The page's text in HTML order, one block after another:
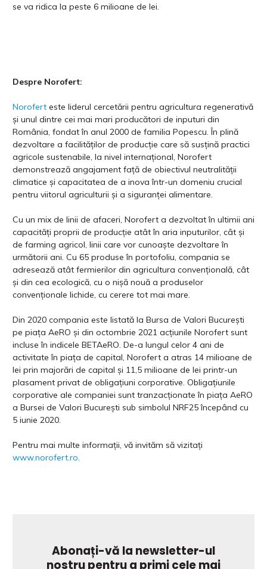
se va ridica la peste 6 milioane de lei.
Despre Norofert:
Norofert este liderul cercetării pentru agricultura regenerativă
și unul dintre cei mai mari producători de inputuri din
România, fondat în anul 2000 de familia Popescu. În plină
dezvoltare a facilităților de producție care să susțină practici
agricole sustenabile, la nivel internațional, Norofert
demonstrează angajament față de obiectivul neutralității
climatice și capacitatea de a inova într-un domeniu crucial
pentru viitorul agriculturii și a siguranței alimentare.
Cu un mix de linii de afaceri, Norofert a dezvoltat în ultimii ani
capacități proprii de producție atât în aria inputurilor, cât și
de farming agricol, linii care vor cunoaște dezvoltare în
următorii ani. Cu 65 produse în portofoliu, compania se
adresează atât fermierilor din agricultura convențională, cât
și din cea ecologică, cu o nișă nouă a produselor
convenționale lichide, cu cerere tot mai mare.
Din 2020 compania este listată la Bursa de Valori București
pe piața AeRO și din octombrie 2021 acțiunile Norofert sunt
incluse în indicele BETAeRO. De-a lungul celor 4 ani de
activitate în piața de capital, Norofert a atras 14 milioane de
lei prin majorări de capital și 11,5 milioane de lei printr-un
plasament privat de obligaţiuni corporative. Obligațiunile
corporative ale companiei sunt tranzacționate în piața AeRO
a Bursei de Valori București sub simbolul NRF25 începând cu
5 iunie 2020.
Pentru mai multe informații, vă invităm să vizitați
www.norofert.ro.
Abonați-vă la newsletter-ul
nostru pentru a primi cele mai